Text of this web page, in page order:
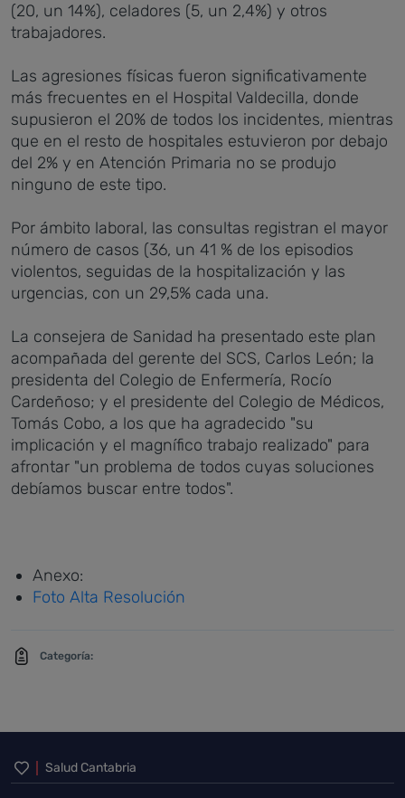
(20, un 14%), celadores (5, un 2,4%) y otros
trabajadores.
Las agresiones físicas fueron significativamente
más frecuentes en el Hospital Valdecilla, donde
supusieron el 20% de todos los incidentes, mientras
que en el resto de hospitales estuvieron por debajo
del 2% y en Atención Primaria no se produjo
ninguno de este tipo.
Por ámbito laboral, las consultas registran el mayor
número de casos (36, un 41 % de los episodios
violentos, seguidas de la hospitalización y las
urgencias, con un 29,5% cada una.
La consejera de Sanidad ha presentado este plan
acompañada del gerente del SCS, Carlos León; la
presidenta del Colegio de Enfermería, Rocío
Cardeñoso; y el presidente del Colegio de Médicos,
Tomás Cobo, a los que ha agradecido "su
implicación y el magnífico trabajo realizado" para
afrontar "un problema de todos cuyas soluciones
debíamos buscar entre todos".
Anexo:
Foto Alta Resolución
Categoría:
Inicio del pie de página
Salud Cantabria